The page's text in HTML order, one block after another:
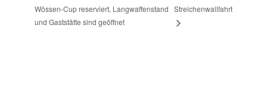
Wössen-Cup reserviert, Langwaffenstand
und Gaststätte sind geöffnet
Streichenwallfahrt